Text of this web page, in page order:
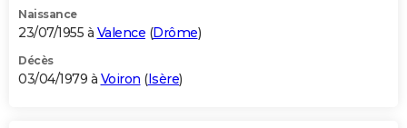
Naissance
23/07/1955 à Valence (Drôme)
Décès
03/04/1979 à Voiron (Isère)